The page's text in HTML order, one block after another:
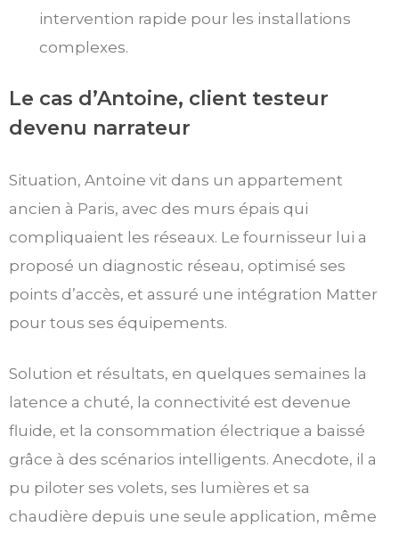
intervention rapide pour les installations
complexes.
Le cas d’Antoine, client testeur
devenu narrateur
Situation, Antoine vit dans un appartement
ancien à Paris, avec des murs épais qui
compliquaient les réseaux. Le fournisseur lui a
proposé un diagnostic réseau, optimisé ses
points d’accès, et assuré une intégration Matter
pour tous ses équipements.
Solution et résultats, en quelques semaines la
latence a chuté, la connectivité est devenue
fluide, et la consommation électrique a baissé
grâce à des scénarios intelligents. Anecdote, il a
pu piloter ses volets, ses lumières et sa
chaudière depuis une seule application, même